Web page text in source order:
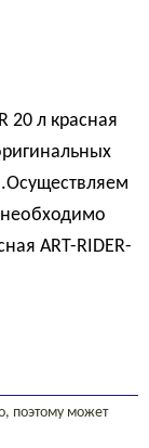
20 л красная
необходимо
ART-RIDER-
поэтому может